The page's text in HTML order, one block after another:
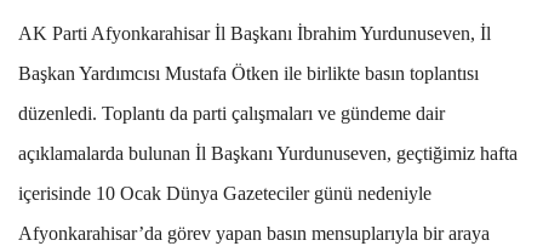
AK Parti Afyonkarahisar İl Başkanı İbrahim Yurdunuseven, İl
Başkan Yardımcısı Mustafa Ötken ile birlikte basın toplantısı
düzenledi. Toplantı da parti çalışmaları ve gündeme dair
açıklamalarda bulunan İl Başkanı Yurdunuseven, geçtiğimiz hafta
içerisinde 10 Ocak Dünya Gazeteciler günü nedeniyle
Afyonkarahisar’da görev yapan basın mensuplarıyla bir araya